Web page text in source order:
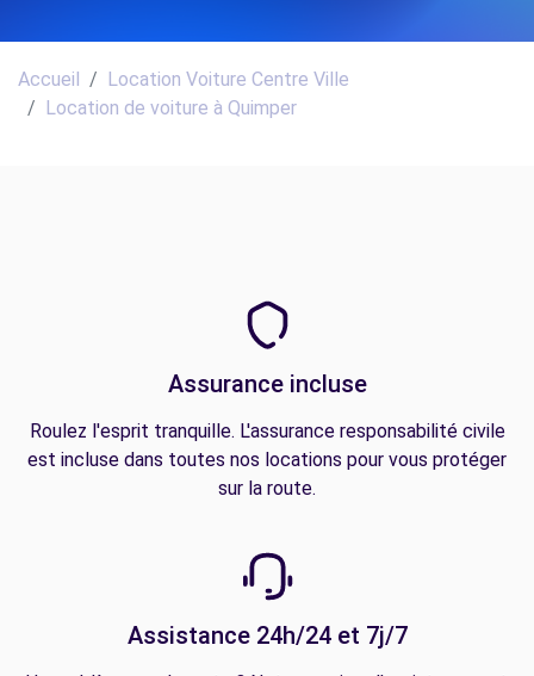
Accueil
Location Voiture Centre Ville
Location de voiture à Quimper
Assurance incluse
Roulez l'esprit tranquille. L'assurance responsabilité civile
est incluse dans toutes nos locations pour vous protéger
sur la route.
Assistance 24h/24 et 7j/7